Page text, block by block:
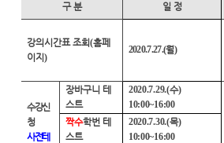
구 분 일 정
강의시간표 조회(홈페
이지 )
2020.7.27.(월)
수강신
청
사전테
장바구니 테
스트
2020.7.29.(수)
10:00~16:00
짝수학번 테
스트
2020.7.30.(목)
10:00~16:00